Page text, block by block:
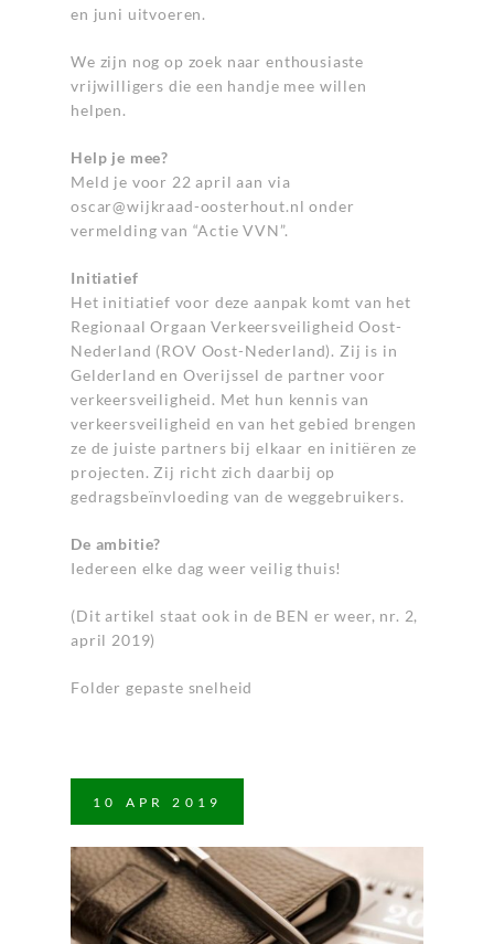
en juni uitvoeren.
We zijn nog op zoek naar enthousiaste
vrijwilligers die een handje mee willen
helpen.
Help je mee?
Meld je voor 22 april aan via
oscar@wijkraad-oosterhout.nl onder
vermelding van “Actie VVN”.
Initiatief
Het initiatief voor deze aanpak komt van het
Regionaal Orgaan Verkeersveiligheid Oost-
Nederland (ROV Oost-Nederland). Zij is in
Gelderland en Overijssel de partner voor
verkeersveiligheid. Met hun kennis van
verkeersveiligheid en van het gebied brengen
ze de juiste partners bij elkaar en initiëren ze
projecten. Zij richt zich daarbij op
gedragsbeïnvloeding van de weggebruikers.
De ambitie?
Iedereen elke dag weer veilig thuis!
(Dit artikel staat ook in de BEN er weer, nr. 2,
april 2019)
Folder gepaste snelheid
10 APR 2019